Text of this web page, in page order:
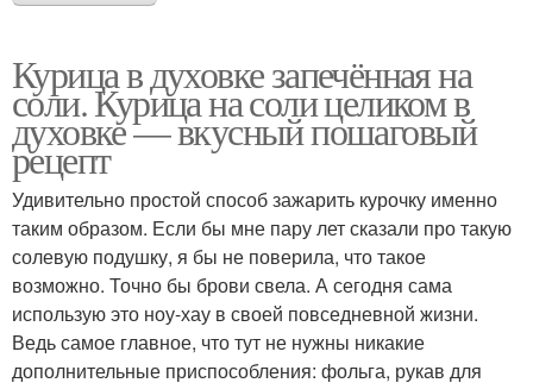
Курица в духовке запечённая на
соли. Курица на соли целиком в
духовке — вкусный пошаговый
рецепт
Удивительно простой способ зажарить курочку именно
таким образом. Если бы мне пару лет сказали про такую
солевую подушку, я бы не поверила, что такое
возможно. Точно бы брови свела. А сегодня сама
использую это ноу-хау в своей повседневной жизни.
Ведь самое главное, что тут не нужны никакие
дополнительные приспособления: фольга, рукав для